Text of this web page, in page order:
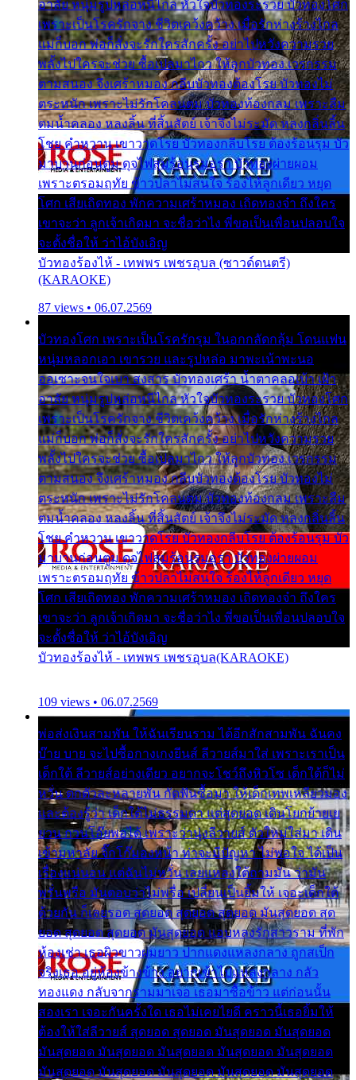
อาลัย หนุ่มรูปหล่อหนีไกล หัวใจบัวทองระรวย บัวทองโศก
เพราะเป็นโรครักจาง ชีวิตเคว้งคว้าง เมื่อรักห่างร้างไกล
แม่ก็บอก พ่อก็สั่งจะรักใครสักครั้ง อย่าไปหวังความรวย
พลั้งไปใครจะช่วย ซื้อเปลมาไกว ให้ลูกบัวทอง เวรกรรม
ตามสนอง จึงเศร้าหมอง กลีบบัวทองต้องโรย บัวทองไม่
ตระหนัก เพราะไม่รักโคลนตม บัวทองท้องกลม เพราะลืม
ตมน้ำคลอง หลงลิ้น ที่สิ้นสัตย์ เจ้าจึงไม่ระมัด หลงกลิ่นลิ้น
โชย คำหวาน เขาวาดโรย บัวทองกลีบโรย ต้องร้อนรุม บัว
มาบานก่อนตูม ดุจไฟสุมร้อนรุมอุรา บัวทองผ่ายผอม
เพราะตรอมฤทัย ข้าวปลาไม่สนใจ ร้องไห้ลูกเดียว หยุด
โศก เสียเถิดทอง พักความเศร้าหมอง เถิดทองจ๋า ถึงใคร
เขาจะว่า ลูกเจ้าเกิดมา จะชื่อว่าไง พี่ขอเป็นเพื่อนปลอบใจ
จะตั้งชื่อให้ ว่าไอ้บังเอิญ
บัวทองร้องไห้ - เทพพร เพชรอุบล (ซาวด์ดนตรี)
(KARAOKE)
87 views • 06.07.2569
บัวทองโศก เพราะเป็นโรครักรุม ในอกกลัดกลุ้ม โดนแฟน
หนุ่มหลอกเอา เขารวย และรูปหล่อ มาพะเน้าพะนอ
ออเซาะจนใจเบา สงสาร บัวทองเศร้า น้ำตาคลอเบ้า เฝ้า
อาลัย หนุ่มรูปหล่อหนีไกล หัวใจบัวทองระรวย บัวทองโศก
เพราะเป็นโรครักจาง ชีวิตเคว้งคว้าง เมื่อรักห่างร้างไกล
แม่ก็บอก พ่อก็สั่งจะรักใครสักครั้ง อย่าไปหวังความรวย
พลั้งไปใครจะช่วย ซื้อเปลมาไกว ให้ลูกบัวทอง เวรกรรม
ตามสนอง จึงเศร้าหมอง กลีบบัวทองต้องโรย บัวทองไม่
ตระหนัก เพราะไม่รักโคลนตม บัวทองท้องกลม เพราะลืม
ตมน้ำคลอง หลงลิ้น ที่สิ้นสัตย์ เจ้าจึงไม่ระมัด หลงกลิ่นลิ้น
โชย คำหวาน เขาวาดโรย บัวทองกลีบโรย ต้องร้อนรุม บัว
มาบานก่อนตูม ดุจไฟสุมร้อนรุมอุรา บัวทองผ่ายผอม
เพราะตรอมฤทัย ข้าวปลาไม่สนใจ ร้องไห้ลูกเดียว หยุด
โศก เสียเถิดทอง พักความเศร้าหมอง เถิดทองจ๋า ถึงใคร
เขาจะว่า ลูกเจ้าเกิดมา จะชื่อว่าไง พี่ขอเป็นเพื่อนปลอบใจ
จะตั้งชื่อให้ ว่าไอ้บังเอิญ
บัวทองร้องไห้ - เทพพร เพชรอุบล(KARAOKE)
109 views • 06.07.2569
พ่อส่งเงินสามพัน ให้ฉันเรียนราม ได้อีกสักสามพัน ฉันคง
บ๊าย บาย จะไปซื้อกางเกงยีนส์ ลีวายส์มาใส่ เพราะเราเป็น
เด็กใต้ ลีวายส์อย่างเดียว อยากจะโชว์ถึงหิวโซ เด็กใต้ก็ไม่
หวั่น ตกตัวละหลายพัน กัดฟันซื้อมา ให้เด็กเทพเหลียวมอง
และต้องรู้ว่า เด็กใต้ไม่ธรรมดา แต่สุดยอด เดินโยกย้ายเย
ยวน กวนโอ๊ยพอได้ เพราะว่านุ่งลีวายส์ ตัวใหม่ใส่มา เดิน
เข้ามหาลัย จิ๊กโก๊มองหน้า ท่าจะมีปัญหา ไม่พอใจ ได้เป็น
เรื่องแน่นอน แต่ฉันไม่หวั่น เลยแหลงใต้ถามมัน ว่ามัน
พรั่นพรือ มันตอบว่าไม่พรื่อ เปลี่ยนเป็นยิ้มให้ เจอะเด็กใต้
ด้วยกัน ก็เลยรอด สุดยอด สุดยอด สุดยอด มันสุดยอด สุด
ยอด สุดยอด สุดยอด มันสุดยอด แอบหลงรักสาวราม ที่พัก
ห้องเช่า เธอผิวขาวผมยาว ปากแดงแหลงกลาง ถูกสเป็ก
จริงเธอ อยู่ห้องข้างข้าง อยากเข้าไปแหลงกลาง กลัว
ทองแดง กลับจากรามมาเจอ เธอมาซื้อข้าว แต่ก่อนนั้น
สองเรา เจอะกันครั้งใด เธอไม่เคยไยดี คราวนี้เธอยิ้มให้
ต้องให้ใส่ลีวายส์ สุดยอด สุดยอด มันสุดยอด มันสุดยอด
มันสุดยอด มันสุดยอด มันสุดยอด มันสุดยอด มันสุดยอด
มันสุดยอด มันสุดยอด มันสุดยอด มันสุดยอด มันสุดยอด